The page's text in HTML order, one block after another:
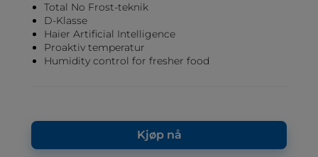
Total No Frost-teknik
D-Klasse
Haier Artificial Intelligence
Proaktiv temperatur
Humidity control for fresher food
Kjøp nå